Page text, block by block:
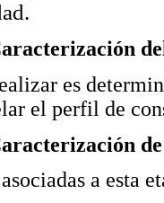
es
el perfil de
a esta